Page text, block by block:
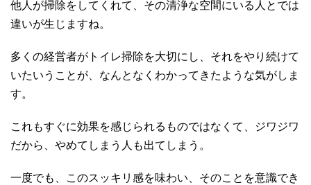
他人が掃除をしてくれて、その清浄な空間にいる人とでは
違いが生じますね。
多くの経営者がトイレ掃除を大切にし、それをやり続けて
いたいうことが、なんとなくわかってきたような気がしま
す。
これもすぐに効果を感じられるものではなくて、ジワジワ
だから、やめてしまう人も出てしまう。
一度でも、このスッキリ感を味わい、そのことを意識でき